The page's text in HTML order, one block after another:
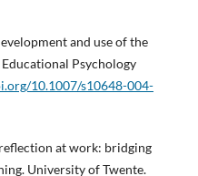
and use of the
Psychology
10.1007/s10648-004-
at work: bridging
University of Twente.